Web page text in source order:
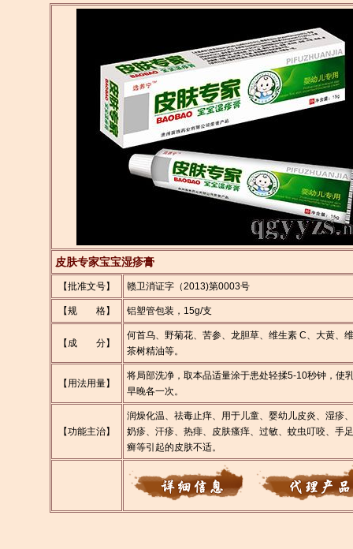
皮肤专家宝宝湿疹膏
【批准文号】 赣卫消证字（2013)第0003号
【规 格】 铝塑管包装，15g/支
【成 分】
何首乌、野菊花、苦参、龙胆草、维生素 C、大黄、
茶树精油等。
【用法用量】
将局部洗净，取本品适量涂于患处轻揉5-10秒钟，使
早晚各一次。
【功能主治】
润燥化温、祛毒止痒、用于儿童、婴幼儿皮炎、湿疹
奶疹、汗疹、热痱、皮肤瘙痒、过敏、蚊虫叮咬、手
癣等引起的皮肤不适。